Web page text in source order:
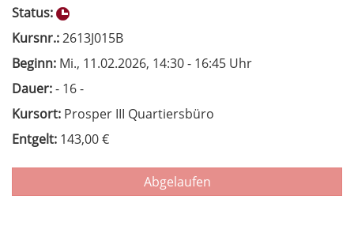
Status:
Kursnr.:2613J015B
Beginn: Mi., 11.02.2026, 14:30 - 16:45 Uhr
Dauer:- 16 -
Kursort: Prosper III Quartiersbüro
Entgelt: 143,00 €
Abgelaufen